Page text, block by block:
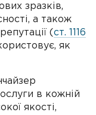
зразків,
а також
( ст. 1116
як
в кожній
якості,